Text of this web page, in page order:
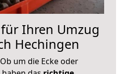
Ihren Umzug
Hechingen
um die Ecke oder